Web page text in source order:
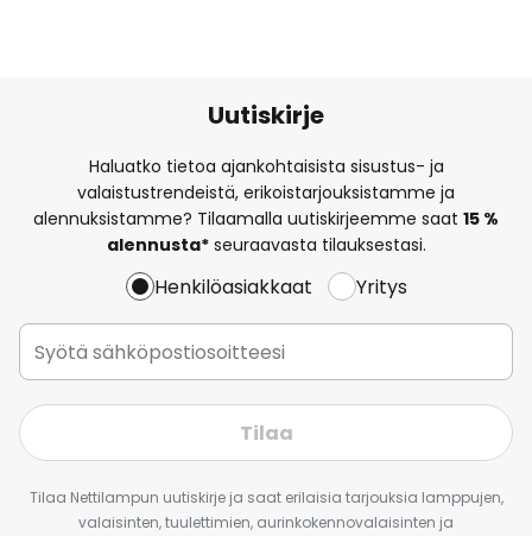
Uutiskirje
Haluatko tietoa ajankohtaisista sisustus- ja
valaistustrendeistä, erikoistarjouksistamme ja
alennuksistamme? Tilaamalla uutiskirjeemme saat 15 %
alennusta*seuraavasta tilauksestasi.
Henkilöasiakkaat Yritys
Tilaa
Tilaa Nettilampun uutiskirje ja saat erilaisia tarjouksia lamppujen,
valaisinten, tuulettimien, aurinkokennovalaisinten ja